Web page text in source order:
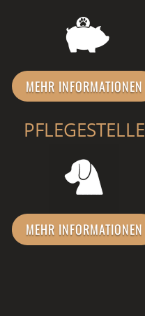
MEHR INFORMATIONEN
PFLEGESTELLE
MEHR INFORMATIONEN